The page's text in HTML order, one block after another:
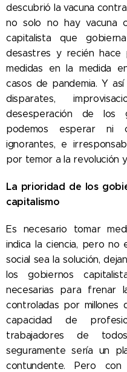
descubrió la vacuna
no solo no hay vacuna
capitalista que
desastres y recién hace
medidas en la medida
casos de pandemia. Y
disparates,
desesperación de los
podemos esperar ni
ignorantes, e
por temor a la revolución
La prioridad de los
capitalismo
Es necesario tomar
indica la ciencia, pero no
social sea la solución,
los gobiernos
necesarias para frenar
controladas por millones
capacidad de
trabajadores de
seguramente sería un
contundente. Pero